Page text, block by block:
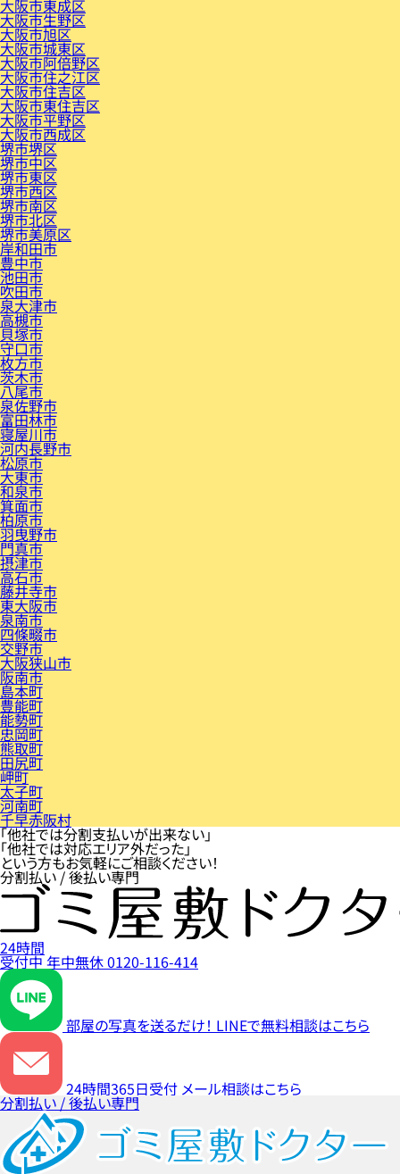
大阪市東成区
大阪市生野区
大阪市旭区
大阪市城東区
大阪市阿倍野区
大阪市住之江区
大阪市住吉区
大阪市東住吉区
大阪市平野区
大阪市西成区
堺市堺区
堺市中区
堺市東区
堺市西区
堺市南区
堺市北区
堺市美原区
岸和田市
豊中市
池田市
吹田市
泉大津市
高槻市
貝塚市
守口市
枚方市
茨木市
八尾市
泉佐野市
富田林市
寝屋川市
河内長野市
松原市
大東市
和泉市
箕面市
柏原市
羽曳野市
門真市
摂津市
高石市
藤井寺市
東大阪市
泉南市
四條畷市
交野市
大阪狭山市
阪南市
島本町
豊能町
能勢町
忠岡町
熊取町
田尻町
岬町
太子町
河南町
千早赤阪村
「他社では分割支払いが出来ない」
「他社では対応エリア外だった」
という方もお気軽にご相談ください！
分割払い / 後払い専門
24時間
受付中年中無休0120-116-414
部屋の写真を送るだけ！ LINEで無料相談はこちら
24時間365日受付 メール相談はこちら
分割払い / 後払い専門